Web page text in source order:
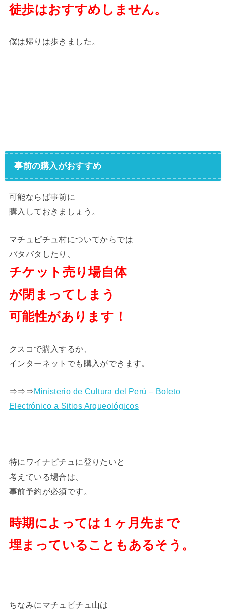
徒歩はおすすめしません。
僕は帰りは歩きました。
事前の購入がおすすめ
可能ならば事前に
購入しておきましょう。
マチュピチュ村についてからでは
バタバタしたり、
チケット売り場自体
が閉まってしまう
可能性があります！
クスコで購入するか、
インターネットでも購入ができます。
⇒⇒⇒Ministerio de Cultura del Perú – Boleto
Electrónico a Sitios Arqueológicos
特にワイナピチュに登りたいと
考えている場合は、
事前予約が必須です。
時期によっては１ヶ月先まで
埋まっていることもあるそう。
ちなみにマチュピチュ山は